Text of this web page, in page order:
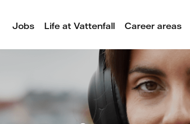
Jobs Life at Vattenfall Career areas